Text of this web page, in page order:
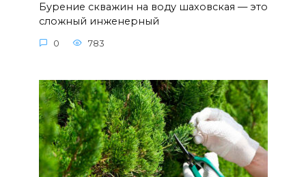
Бурение скважин на воду шаховская — это
сложный инженерный
0 783